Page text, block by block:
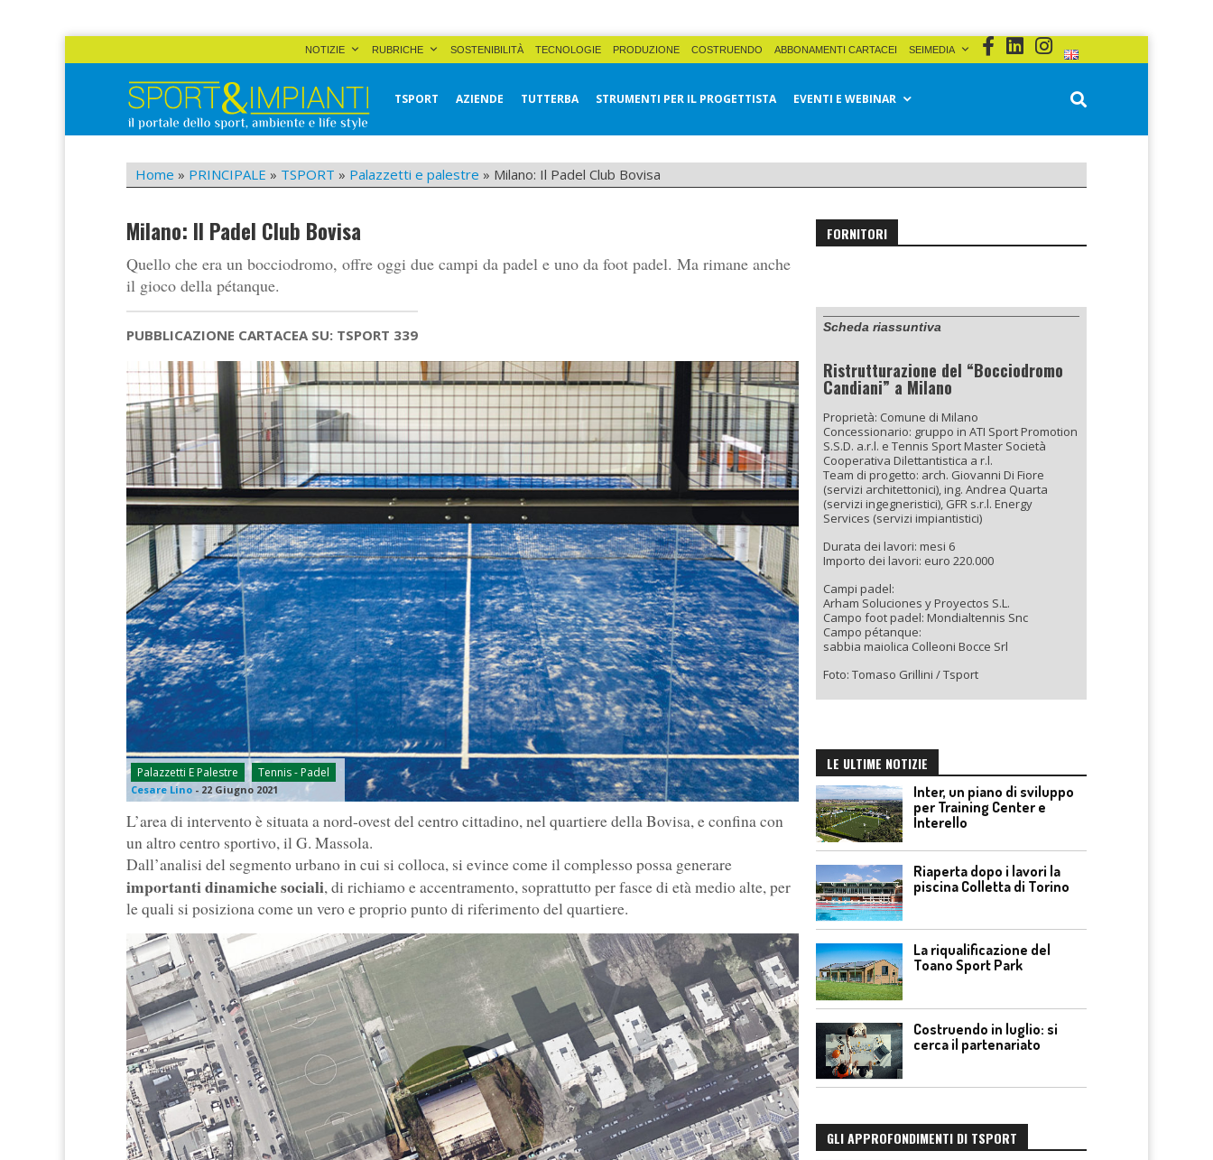
NOTIZIE RUBRICHE SOSTENIBILITÀ TECNOLOGIE PRODUZIONE COSTRUENDO ABBONAMENTI CARTACEI SEIMEDIA
Sport&Impianti
TSPORT AZIENDE TUTTERBA STRUMENTI PER IL PROGETTISTA EVENTI E WEBINAR
Home » PRINCIPALE » TSPORT » Palazzetti e palestre » Milano: Il Padel Club Bovisa
Milano: Il Padel Club Bovisa
Quello che era un bocciodromo, offre oggi due campi da padel e uno da foot padel. Ma rimane anche
il gioco della pétanque.
PUBBLICAZIONE CARTACEA SU: TSPORT 339
Palazzetti E Palestre Tennis - Padel
Cesare Lino - 22 Giugno 2021
L’area di intervento è situata a nord-ovest del centro cittadino, nel quartiere della Bovisa, e confina con
un altro centro sportivo, il G. Massola.
Dall’analisi del segmento urbano in cui si colloca, si evince come il complesso possa generare
importanti dinamiche sociali, di richiamo e accentramento, soprattutto per fasce di età medio alte, per
le quali si posiziona come un vero e proprio punto di riferimento del quartiere.
FORNITORI
Scheda riassuntiva
Ristrutturazione del “Bocciodromo
Candiani” a Milano
Proprietà: Comune di Milano
Concessionario: gruppo in ATI Sport Promotion
S.S.D. a.r.l. e Tennis Sport Master Società
Cooperativa Dilettantistica a r.l.
Team di progetto: arch. Giovanni Di Fiore
(servizi architettonici), ing. Andrea Quarta
(servizi ingegneristici), GFR s.r.l. Energy
Services (servizi impiantistici)
Durata dei lavori: mesi 6
Importo dei lavori: euro 220.000
Campi padel:
Arham Soluciones y Proyectos S.L.
Campo foot padel: Mondialtennis Snc
Campo pétanque:
sabbia maiolica Colleoni Bocce Srl
Foto: Tomaso Grillini / Tsport
LE ULTIME NOTIZIE
Inter, un piano di sviluppo
per Training Center e
Interello
Riaperta dopo i lavori la
piscina Colletta di Torino
La riqualificazione del
Toano Sport Park
Costruendo in luglio: si
cerca il partenariato
GLI APPROFONDIMENTI DI TSPORT